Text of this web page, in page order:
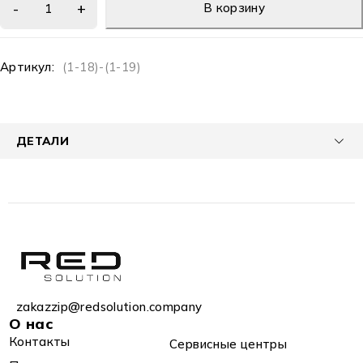
В корзину
Артикул: (1-18)-(1-19)
ДЕТАЛИ
zakazzip@redsolution.company
О нас
Контакты
Сервисные центры